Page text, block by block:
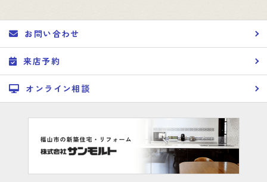
お問い合わせ
来店予約
オンライン相談